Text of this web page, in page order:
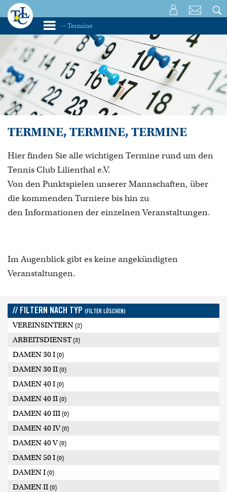
TERMINE, TERMINE, TERMINE
Hier finden Sie alle wichtigen Termine rund um den
Tennis Club Lilienthal e.V.
Von den Punktspielen unserer Mannschaften, über
die kommenden Turniere bis hin zu
den Informationen der einzelnen Veranstaltungen.
Im Augenblick gibt es keine angekündigten
Veranstaltungen.
// FILTERN NACH TYP (FILTER LÖSCHEN)
VEREINSINTERN (2)
ARBEITSDIENST(3)
DAMEN 30 I (0)
DAMEN 30 II (0)
DAMEN 40 I (0)
DAMEN 40 II (0)
DAMEN 40 III (0)
DAMEN 40 IV(0)
DAMEN 40 V(0)
DAMEN 50 I (0)
DAMEN I (0)
DAMEN II (0)